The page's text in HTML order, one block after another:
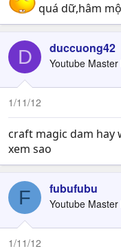
quá dữ,hâm
D duccuong42
Youtube Master
1/11/12
craft magic dam hay
xem sao
F fubufubu
Youtube Master
1/11/12